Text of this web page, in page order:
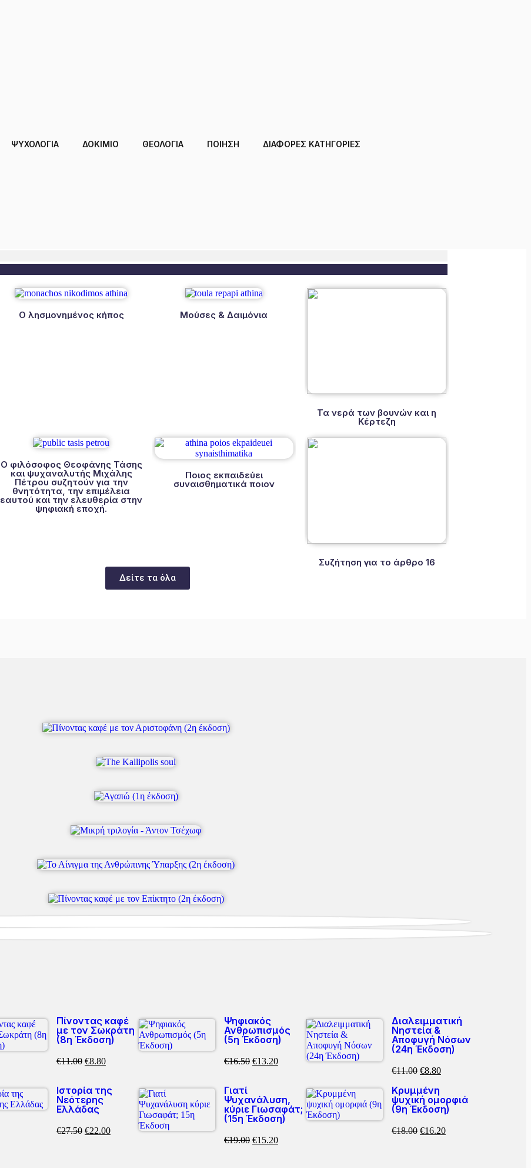
ΨΥΧΟΛΟΓΙΑ ΔΟΚΊΜΙΟ ΘΕΟΛΟΓΙΑ ΠΟΙΗΣΗ ΔΙΑΦΟΡΕΣ ΚΑΤΗΓΟΡΙΕΣ
Ο λησμονημένος κήπος Μούσες & Δαιμόνια
Τα νερά των βουνών και η
Κέρτεζη
Ο φιλόσοφος Θεοφάνης Τάσης
και ψυχαναλυτής Μιχάλης
Πέτρου συζητούν για την
θνητότητα, την επιμέλεια
εαυτού και την ελευθερία στην
ψηφιακή εποχή.
Ποιος εκπαιδεύει
συναισθηματικά ποιον
Συζήτηση για το άρθρο 16
Δείτε τα όλα
Πίνοντας καφέ
με τον Σωκράτη
(8η Έκδοση)
€11.00 €8.80
Ψηφιακός
Ανθρωπισμός
(5η Έκδοση)
€16.50 €13.20
Διαλειμματική
Νηστεία &
Αποφυγή Νόσων
(24η Έκδοση)
€11.00 €8.80
Ιστορία της
Νεότερης
Ελλάδας
€27.50 €22.00
Γιατί
Ψυχανάλυση,
κύριε Γιωσαφάτ;
(15η Έκδοση)
€19.00 €15.20
Κρυμμένη
ψυχική ομορφιά
(9η Έκδοση)
€18.00 €16.20